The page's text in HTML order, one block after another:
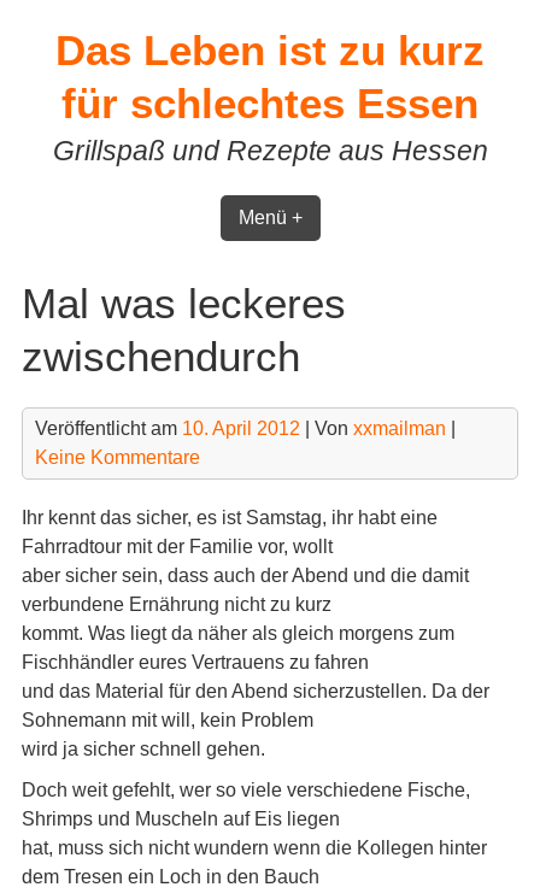
contentDas Leben ist zu kurz
für schlechtes Essen
Grillspaß und Rezepte aus Hessen
Menü +
Mal was leckeres
zwischendurch
Veröffentlicht am 10. April 2012 | Von xxmailman
Keine Kommentare
Ihr kennt das sicher, es ist Samstag, ihr habt eine
Fahrradtour mit der Familie vor, wollt
aber sicher sein, dass auch der Abend und die damit
verbundene Ernährung nicht zu kurz
kommt. Was liegt da näher als gleich morgens zum
Fischhändler eures Vertrauens zu fahren
und das Material für den Abend sicherzustellen. Da der
Sohnemann mit will, kein Problem
wird ja sicher schnell gehen.
Doch weit gefehlt, wer so viele verschiedene Fische,
Shrimps und Muscheln auf Eis liegen
hat, muss sich nicht wundern wenn die Kollegen hinter
dem Tresen ein Loch in den Bauch